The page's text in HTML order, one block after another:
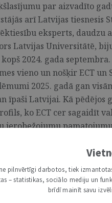
par aizvadīto
arī Latvijas tiesnesis
eksperts, daudzu
Latvijas Universitātē,
kopš 2024. gada
vieno un nošķir ECT un
2025. gadā gan
īpaši Latvijai. Kā pēdējos
ko ECT cer sagaidīt
ierobežojumu
svarīgas, ko var
Cilvēktiesību
pilnvērtīgi darbotos, tiek
– statistikas, sociālo mediju un
brīdī mainīt savu